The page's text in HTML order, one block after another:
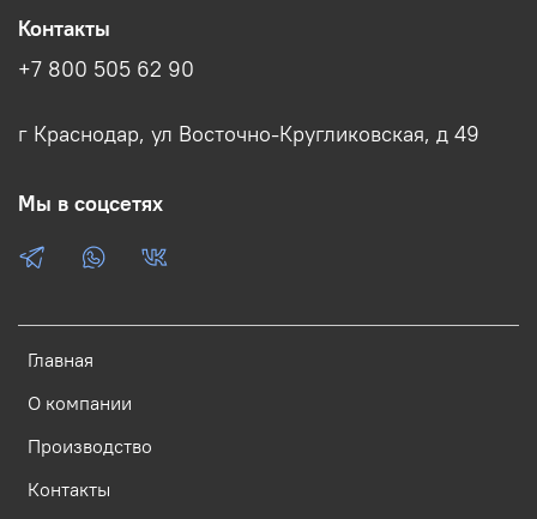
Главная
О компании
Производство
Контакты
Контакты
+7 800 505 62 90
г Краснодар, ул Восточно-Кругликовская, д 49
Мы в соцсетях